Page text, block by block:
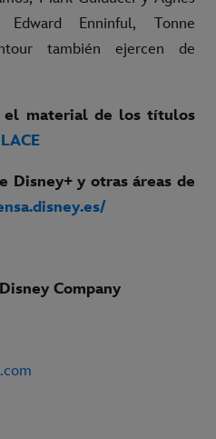
Enninful, Tonne
también ejercen de
el material de los títulos
Disney+ y otras áreas de
Company